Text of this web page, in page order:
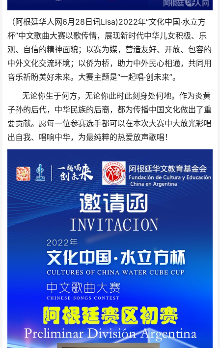
（阿根廷华人网6月28日讯Lisa)2022年“文化中国·水立方
杯”中文歌曲大赛以歌传情，展现新时代中华儿女积极、乐
观、自信的精神面貌；以赛为媒，营造友好、开放、包容的
中外文化交流环境；以侨为桥，助力中外民心相通，共同用
音乐祈盼美好未来。大赛主题是“一起唱·创未来”。
无论你生于何方，无论你此时此刻身处何地。作为炎黄
子孙的后代，中华民族的后裔，都为传播中国文化做出了重
要贡献。愿每一位参赛选手都可以在本次大赛中大放光彩唱
出自我、唱响中华，为最纯粹的热爱放声歌唱！